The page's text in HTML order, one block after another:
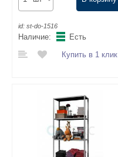
id: st-do-1516
Наличие:
Есть
Купить в 1 клик